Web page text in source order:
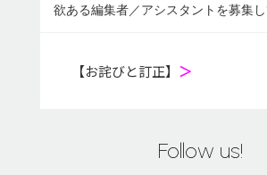
欲ある編集者／アシスタントを募集
【お詫びと訂正】 ＞
Follow us!